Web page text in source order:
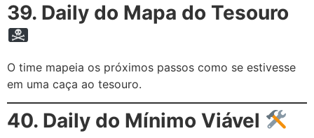
39. Daily do Mapa do Tesouro
O time mapeia os próximos passos como se estivesse
em uma caça ao tesouro.
40. Daily do Mínimo Viável